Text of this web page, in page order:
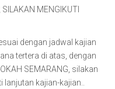
MENGIKUTI
dengan jadwal kajian
tertera di atas, dengan
SEMARANG, silakan
kajian-kajian..